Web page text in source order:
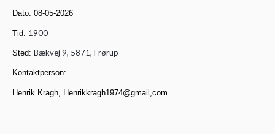
Dato: 08-05-2026
Tid: 1900
Sted: Bækvej 9, 5871, Frørup
Kontaktperson:
Henrik Kragh, Henrikkragh1974@gmail,com